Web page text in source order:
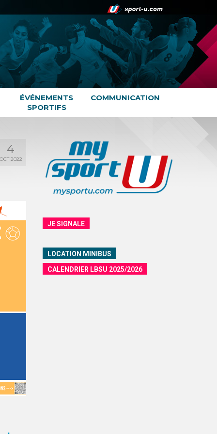
ÉVÉNEMENTS
SPORTIFS
COMMUNICATION
4
2022
JE SIGNALE
LOCATION MINIBUS
CALENDRIER LBSU 2025/2026